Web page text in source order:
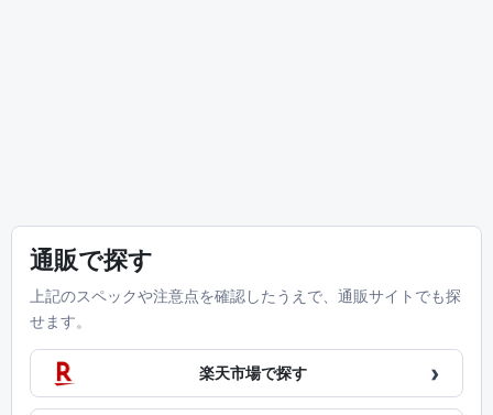
通販で探す
上記のスペックや注意点を確認したうえで、通販サイトでも探
せます。
楽天市場で探す ›